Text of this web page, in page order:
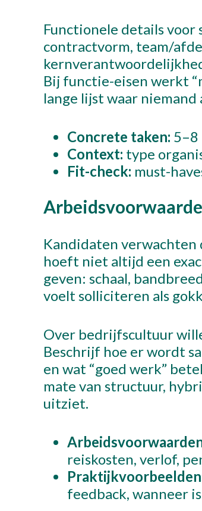
Verzenden
Bel met
+31 10 30
Functionele details voor
contractvorm, team/
Bij functie-eisen werkt
lange lijst waar niemand
Concrete taken: 5–8
Context: type
Fit-check: must-
Kandidaten verwachten
hoeft niet altijd een
geven: schaal,
voelt solliciteren als
Over bedrijfscultuur
Beschrijf hoe er wordt
en wat “goed werk”
mate van structuur,
uitziet.
reiskosten, verlof,
feedback, wanneer